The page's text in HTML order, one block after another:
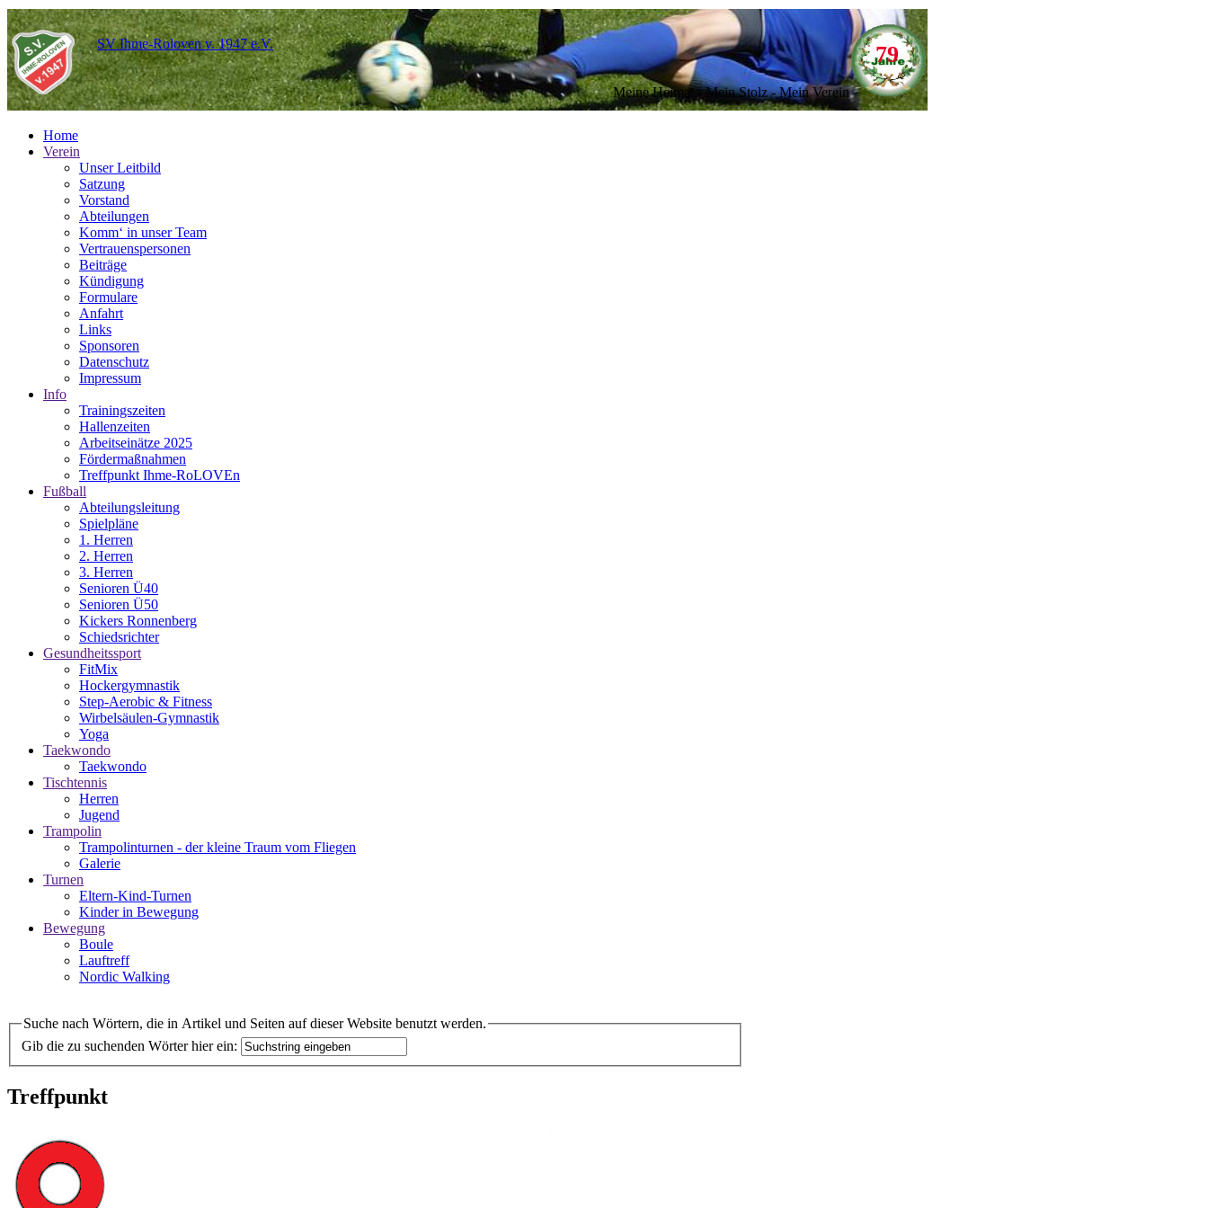
79
SV Ihme-Roloven v. 1947 e.V.
Meine Heimat - Mein Stolz - Mein Verein
Home
Verein
Unser Leitbild
Satzung
Vorstand
Abteilungen
Komm‘ in unser Team
Vertrauenspersonen
Beiträge
Kündigung
Formulare
Anfahrt
Links
Sponsoren
Datenschutz
Impressum
Info
Trainingszeiten
Hallenzeiten
Arbeitseinätze 2025
Fördermaßnahmen
Treffpunkt Ihme-RoLOVEn
Fußball
Abteilungsleitung
Spielpläne
1. Herren
2. Herren
3. Herren
Senioren Ü40
Senioren Ü50
Kickers Ronnenberg
Schiedsrichter
Gesundheitssport
FitMix
Hockergymnastik
Step-Aerobic & Fitness
Wirbelsäulen-Gymnastik
Yoga
Taekwondo
Taekwondo
Tischtennis
Herren
Jugend
Trampolin
Trampolinturnen - der kleine Traum vom Fliegen
Galerie
Turnen
Eltern-Kind-Turnen
Kinder in Bewegung
Bewegung
Boule
Lauftreff
Nordic Walking
Suche nach Wörtern, die in Artikel und Seiten auf dieser Website benutzt werden.
Gib die zu suchenden Wörter hier ein:
Treffpunkt